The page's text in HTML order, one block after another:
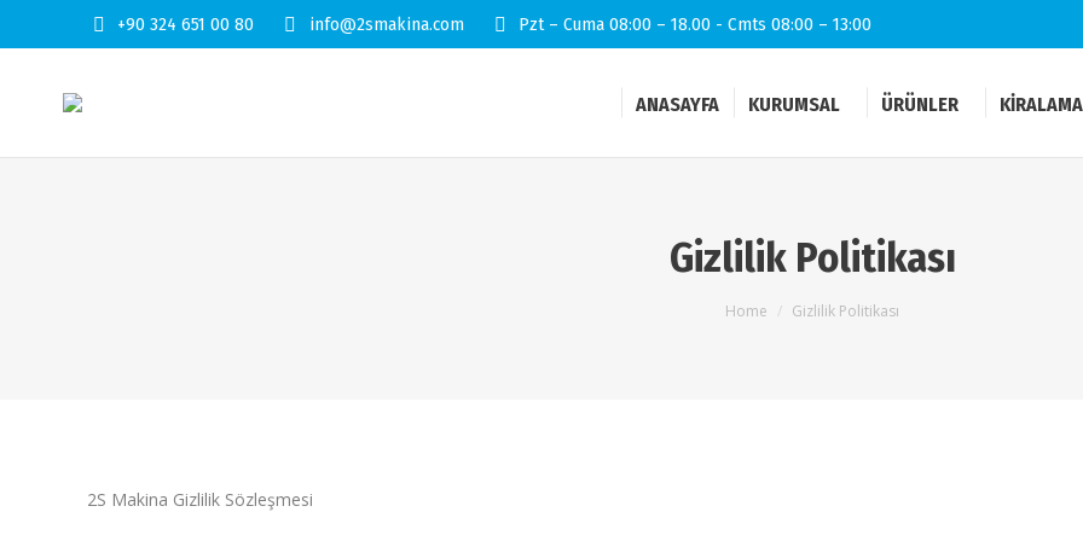
+90 324 651 00 80 info@2smakina.com Pzt – Cuma 08:00 – 18.00 - Cmts 08:00 – 13:00
ANASAYFA KURUMSAL ÜRÜNLER KIRALAMA
Gizlilik Politikası
You are here:
Home Gizlilik Politikası
2S Makina Gizlilik Sözleşmesi